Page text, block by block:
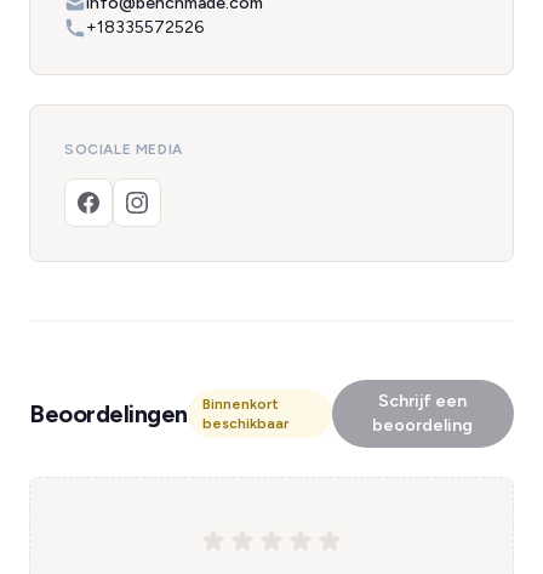
+18335572526
SOCIALE MEDIA
Beoordelingen
Binnenkort
beschikbaar
Schrijf een
beoordeling